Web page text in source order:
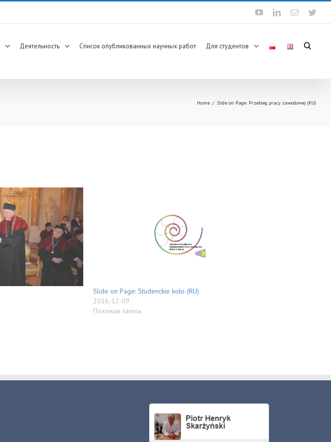
YoutubeLinkedinEmail
Деятельность Список опубликованных научных работ Для студентов
Home / Slide on Page: Przebieg pracy zawodowej (RU)
Slide on Page: Studenckie koło (RU)
2016-12-09
Похожая запись